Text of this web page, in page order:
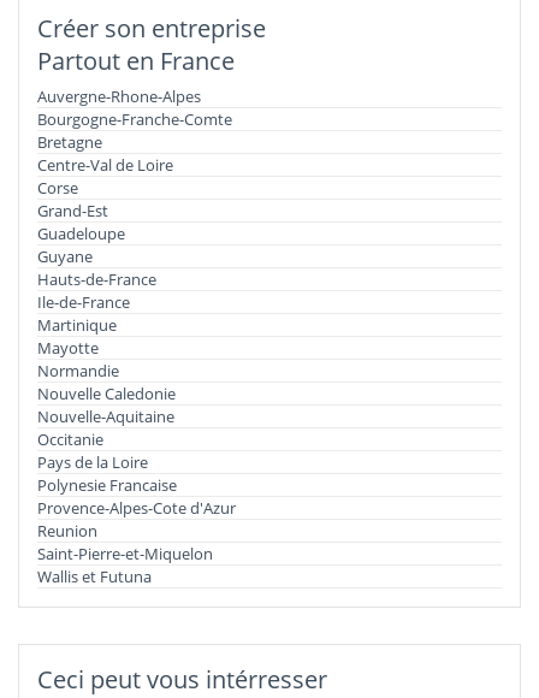
Créer son entreprise
Partout en France
Auvergne-Rhone-Alpes
Bourgogne-Franche-Comte
Bretagne
Centre-Val de Loire
Corse
Grand-Est
Guadeloupe
Guyane
Hauts-de-France
Ile-de-France
Martinique
Mayotte
Normandie
Nouvelle Caledonie
Nouvelle-Aquitaine
Occitanie
Pays de la Loire
Polynesie Francaise
Provence-Alpes-Cote d'Azur
Reunion
Saint-Pierre-et-Miquelon
Wallis et Futuna
Ceci peut vous intérresser